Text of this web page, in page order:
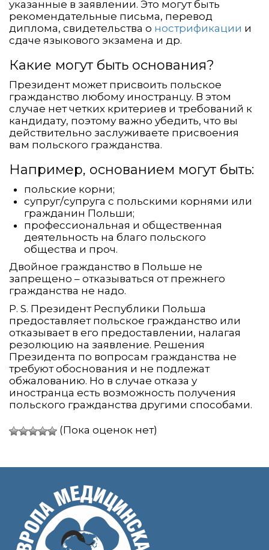
указанные в заявлении. Это могут быть
рекомендательные письма, перевод
диплома, свидетельства о нострификации и
сдаче языкового экзамена и др.
Какие могут быть основания?
Президент может присвоить польское
гражданство любому иностранцу. В этом
случае нет четких критериев и требований к
кандидату, поэтому важно убедить, что вы
действительно заслуживаете присвоения
вам польского гражданства.
Например, основанием могут быть:
польские корни;
супруг/супруга с польскими корнями или
гражданин Польши;
профессиональная и общественная
деятельность на благо польского
общества и проч.
Двойное гражданство в Польше не
запрещено – отказываться от прежнего
гражданства не надо.
P. S. Президент Республики Польша
предоставляет польское гражданство или
отказывает в его предоставлении, налагая
резолюцию на заявление. Решения
Президента по вопросам гражданства не
требуют обоснования и не подлежат
обжалованию. Но в случае отказа у
иностранца есть возможность получения
польского гражданства другими способами.
(Пока оценок нет)